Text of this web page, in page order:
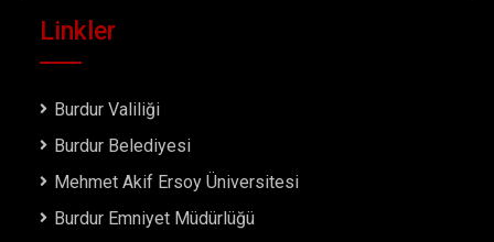
Linkler
Burdur Valiliği
Burdur Belediyesi
Mehmet Akif Ersoy Üniversitesi
Burdur Emniyet Müdürlüğü